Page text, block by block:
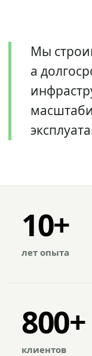
Мы
а
10+
лет опыта
800+
клиентов